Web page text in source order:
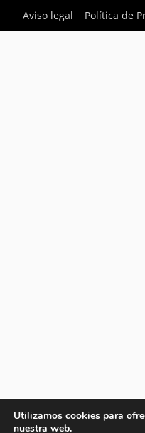
Aviso legal
Política de
Utilizamos cookies para
nuestra web.